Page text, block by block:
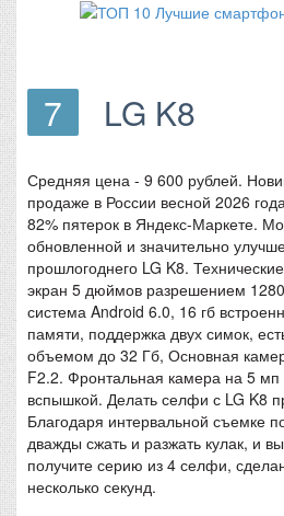
7 LG K8
Средняя цена - 9 600 рублей.
продаже в России весной 2026
82% пятерок в Яндекс-Маркете.
обновленной и значительно
прошлогоднего LG K8.
экран 5 дюймов разрешением
система Android 6.0, 16 гб
памяти, поддержка двух симок,
объемом до 32 Гб, Основная
F2.2. Фронтальная камера на 5 мп
вспышкой. Делать селфи с LG K8
Благодаря интервальной съемке
дважды сжать и разжать кулак, и
получите серию из 4 селфи,
несколько секунд.